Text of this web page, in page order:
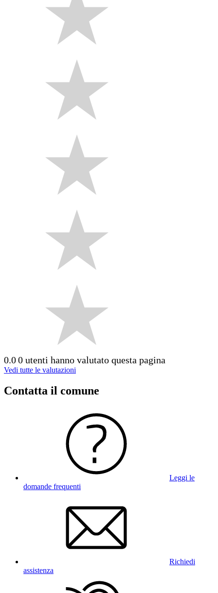
0.00 utenti hanno valutato questa pagina
Vedi tutte le valutazioni
Contatta il comune
Leggi le
domande frequenti
Richiedi
assistenza